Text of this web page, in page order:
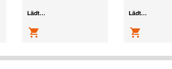
Lädt... Lädt...